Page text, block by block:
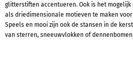
glitterstiften accentueren. Ook is het
als driedimensionale motieven te maken
Speels en mooi zijn ook de stansen in de
van sterren, sneeuwvlokken of